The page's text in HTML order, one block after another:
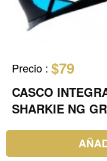
Precio : $79
CASCO
SHARKIE NG